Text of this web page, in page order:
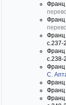
Франц
Франц
Франц
c.237-
Франц
c.238-
Франц
С.
Франц
Франц
Франц